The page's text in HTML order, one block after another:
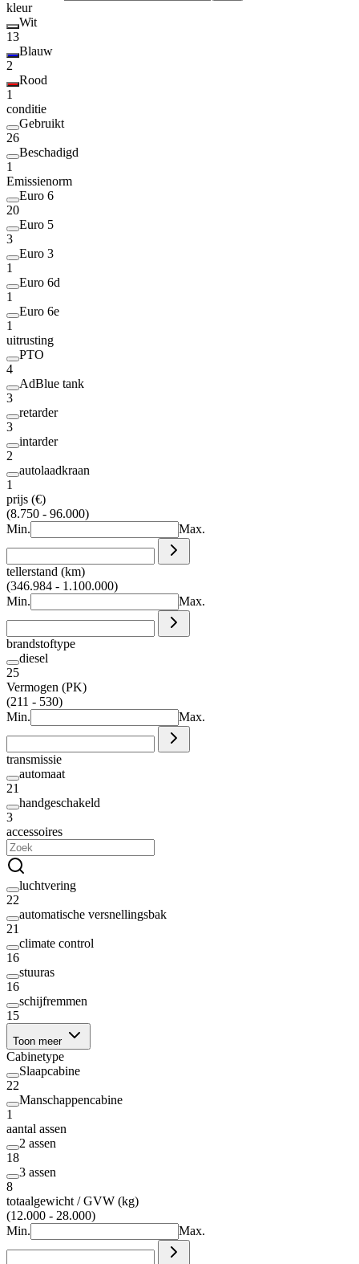
kleur
Wit
13
Blauw
2
Rood
1
conditie
Gebruikt
26
Beschadigd
1
Emissienorm
Euro 6
20
Euro 5
3
Euro 3
1
Euro 6d
1
Euro 6e
1
uitrusting
PTO
4
AdBlue tank
3
retarder
3
intarder
2
autolaadkraan
1
prijs (€)
(8.750 - 96.000)
Min.
Max.
tellerstand (km)
(346.984 - 1.100.000)
Min.
Max.
brandstoftype
diesel
25
Vermogen (PK)
(211 - 530)
Min.
Max.
transmissie
automaat
21
handgeschakeld
3
accessoires
luchtvering
22
automatische versnellingsbak
21
climate control
16
stuuras
16
schijfremmen
15
Toon meer
Cabinetype
Slaapcabine
22
Manschappencabine
1
aantal assen
2 assen
18
3 assen
8
totaalgewicht / GVW (kg)
(12.000 - 28.000)
Min.
Max.